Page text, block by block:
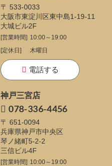
〒 533-0033
大阪市東淀川区東中島1-19-11
大城ビル2F
[営業時間] 10:00～19:00
[定休日]
木曜日
電話する
神戸三宮店
078-336-4456
〒 651-0094
兵庫県神戸市中央区
琴ノ緒町5-2-2
三信ビル4F
[営業時間] 10:00～19:00